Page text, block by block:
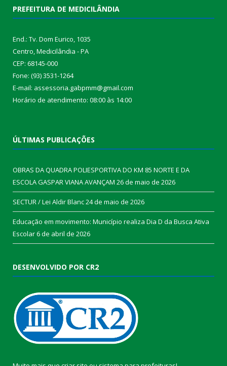
PREFEITURA DE MEDICILÂNDIA
End.: Tv. Dom Eurico, 1035
Centro, Medicilândia - PA
CEP: 68145-000
Fone: (93) 3531-1264
E-mail: assessoria.gabpmm@gmail.com
Horário de atendimento: 08:00 às 14:00
ÚLTIMAS PUBLICAÇÕES
OBRAS DA QUADRA POLIESPORTIVA DO KM 85 NORTE E DA
ESCOLA GASPAR VIANA AVANÇAM 26 de maio de 2026
SECTUR / Lei Aldir Blanc24 de maio de 2026
Educação em movimento: Município realiza Dia D da Busca Ativa
Escolar6 de abril de 2026
DESENVOLVIDO POR CR2